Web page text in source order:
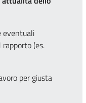
eventuali
(es.
per giusta